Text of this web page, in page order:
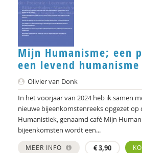
Noortje Bot
Bram van Boxtel
Jules Brabers
Jan Bransen
Yannick Brito Alves
Richard Brons
Mijn Humanisme; een
een levend humanisme
Olivier van Donk
In het voorjaar van 2024 heb ik samen
nieuwe bijeenkomstenreeks opgezet
Humanistiek, genaamd café Mijn
bijeenkomsten wordt een...
MEER INFO €3,90